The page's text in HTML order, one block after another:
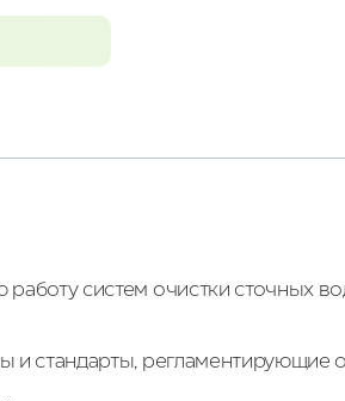
работу систем очистки сточных
и стандарты, регламентирующие